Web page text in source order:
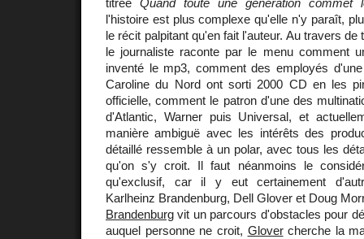
titrée Quand toute une génération commet
l'histoire est plus complexe qu'elle n'y paraît,
le récit palpitant qu'en fait l'auteur. Au travers de
le journaliste raconte par le menu comment
inventé le mp3, comment des employés
Caroline du Nord ont sorti 2000 CD en les
officielle, comment le patron d'une des
d'Atlantic, Warner puis Universal, et
manière ambiguë avec les intérêts des
détaillé ressemble à un polar, avec tous les
qu'on s'y croit. Il faut néanmoins le
qu'exclusif, car il y eut certainement
Karlheinz Brandenburg, Dell Glover et Doug
Brandenburg vit un parcours d'obstacles pour
auquel personne ne croit, Glovercherche la